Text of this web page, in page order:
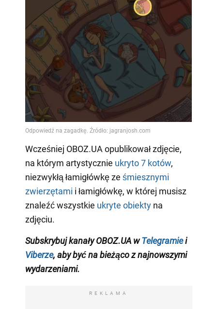
Wcześniej OBOZ.UA opublikował zdjęcie,
na którym artystycznie ukryto 7 kotów,
niezwykłą łamigłówkę ze śmiesznymi
zwierzętami i łamigłówkę, w której musisz
znaleźć wszystkie ukryte obiektyna
zdjęciu.
Subskrybuj kanały OBOZ.UA w Telegramie i
Viberze, aby być na bieżąco znajnowszymi
wydarzeniami.
REKLAMA